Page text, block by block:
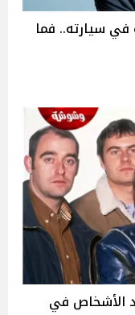
سيارته.. فما
الأشخاص في